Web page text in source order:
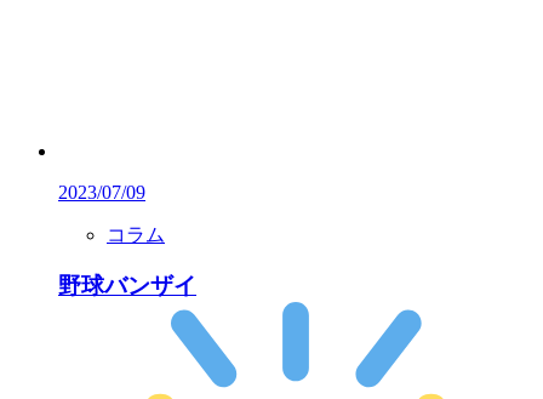
2023/07/09
コラム
野球バンザイ